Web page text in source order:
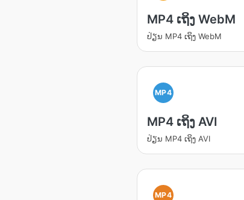
MP4 ເຖິງ WebM
ປ່ຽນ​ MP4 ເຖິງ WebM
MP4
MP4 ເຖິງ AVI
ປ່ຽນ​ MP4 ເຖິງ AVI
MP4